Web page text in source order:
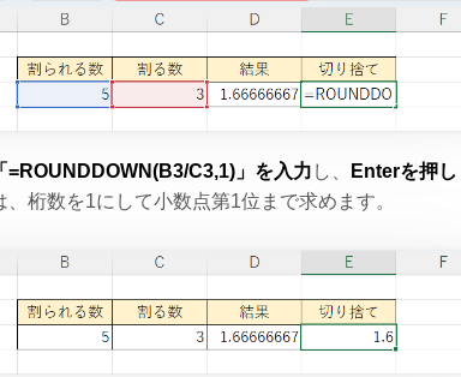
=ROUNDDOWN(B3/C3,1)」を入力 し、
Enterを押
、桁数を1にして小数点第1位まで求めます。